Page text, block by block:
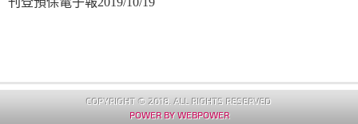
COPYRIGHT © 2018. ALL RIGHTS RESERVED
POWER BY WEBPOWER